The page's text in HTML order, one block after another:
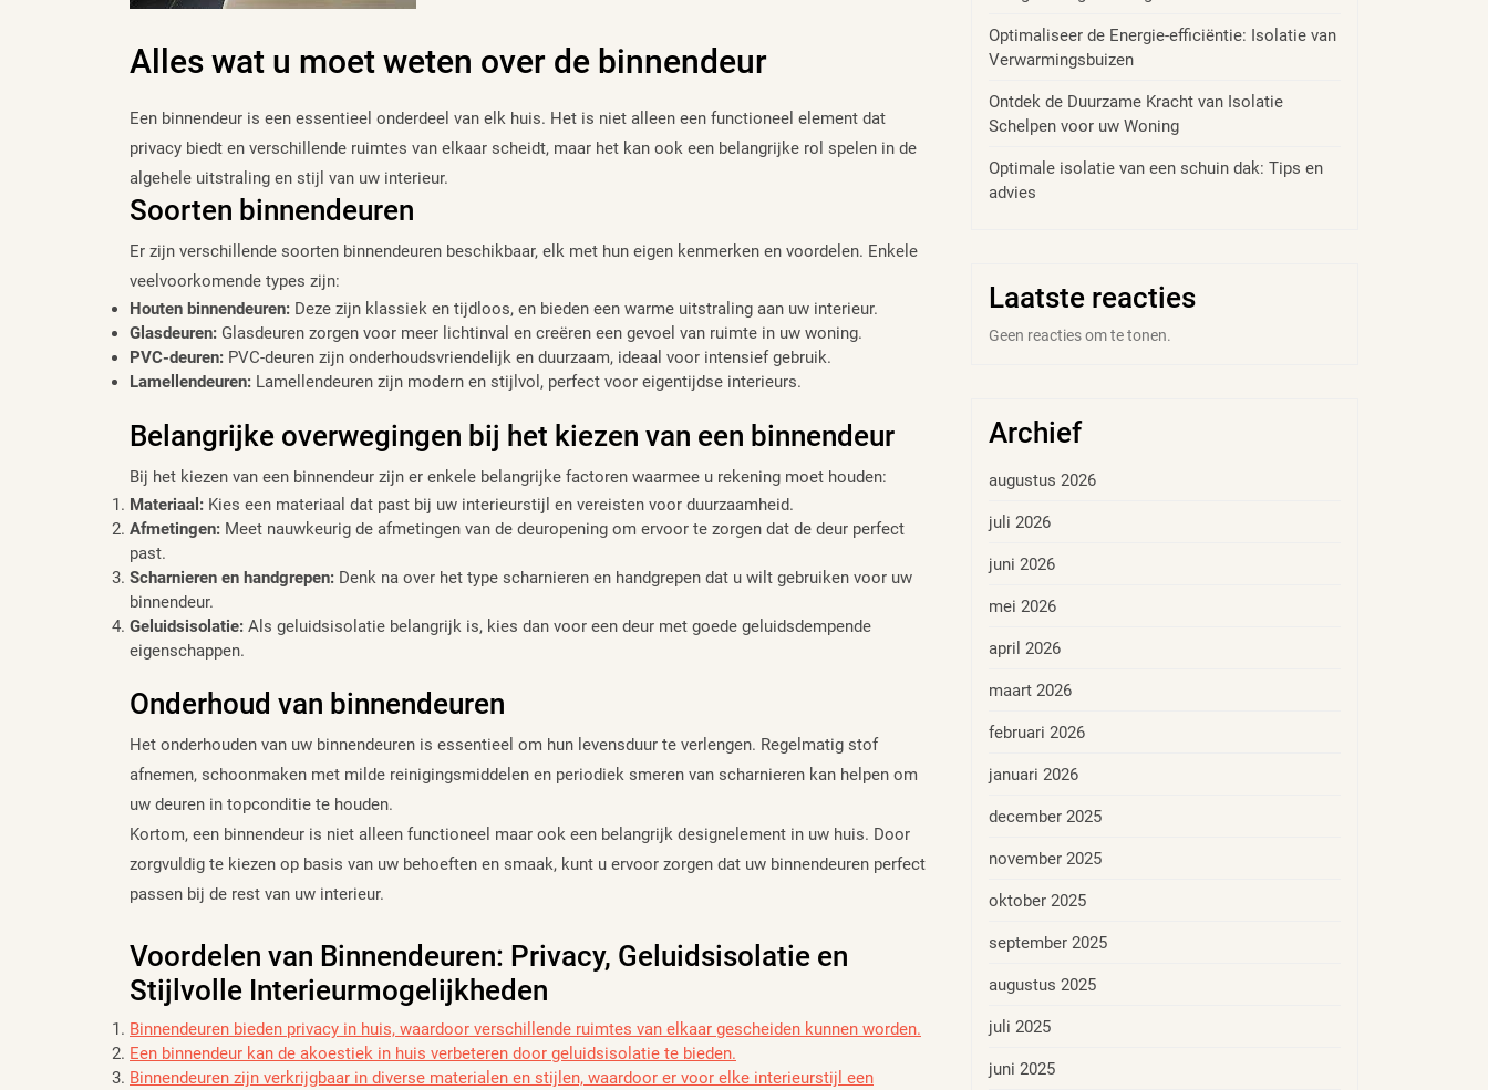
Alles wat u moet weten over de binnendeur
Een binnendeur is een essentieel onderdeel van elk huis. Het is niet alleen een functioneel element dat
privacy biedt en verschillende ruimtes van elkaar scheidt, maar het kan ook een belangrijke rol spelen in de
algehele uitstraling en stijl van uw interieur.
Soorten binnendeuren
Er zijn verschillende soorten binnendeuren beschikbaar, elk met hun eigen kenmerken en voordelen. Enkele
veelvoorkomende types zijn:
Houten binnendeuren: Deze zijn klassiek en tijdloos, en bieden een warme uitstraling aan uw interieur.
Glasdeuren: Glasdeuren zorgen voor meer lichtinval en creëren een gevoel van ruimte in uw woning.
PVC-deuren: PVC-deuren zijn onderhoudsvriendelijk en duurzaam, ideaal voor intensief gebruik.
Lamellendeuren: Lamellendeuren zijn modern en stijlvol, perfect voor eigentijdse interieurs.
Belangrijke overwegingen bij het kiezen van een binnendeur
Bij het kiezen van een binnendeur zijn er enkele belangrijke factoren waarmee u rekening moet houden:
Materiaal: Kies een materiaal dat past bij uw interieurstijl en vereisten voor duurzaamheid.
Afmetingen: Meet nauwkeurig de afmetingen van de deuropening om ervoor te zorgen dat de deur perfect
past.
Scharnieren en handgrepen: Denk na over het type scharnieren en handgrepen dat u wilt gebruiken voor uw
binnendeur.
Geluidsisolatie: Als geluidsisolatie belangrijk is, kies dan voor een deur met goede geluidsdempende
eigenschappen.
Onderhoud van binnendeuren
Het onderhouden van uw binnendeuren is essentieel om hun levensduur te verlengen. Regelmatig stof
afnemen, schoonmaken met milde reinigingsmiddelen en periodiek smeren van scharnieren kan helpen om
uw deuren in topconditie te houden.
Kortom, een binnendeur is niet alleen functioneel maar ook een belangrijk designelement in uw huis. Door
zorgvuldig te kiezen op basis van uw behoeften en smaak, kunt u ervoor zorgen dat uw binnendeuren perfect
passen bij de rest van uw interieur.
Voordelen van Binnendeuren: Privacy, Geluidsisolatie en
Stijlvolle Interieurmogelijkheden
Binnendeuren bieden privacy in huis, waardoor verschillende ruimtes van elkaar gescheiden kunnen worden.
Een binnendeur kan de akoestiek in huis verbeteren door geluidsisolatie te bieden.
Binnendeuren zijn verkrijgbaar in diverse materialen en stijlen, waardoor er voor elke interieurstijl een
Optimaliseer de Energie-efficiëntie: Isolatie van
Verwarmingsbuizen
Ontdek de Duurzame Kracht van Isolatie
Schelpen voor uw Woning
Optimale isolatie van een schuin dak: Tips en
advies
Laatste reacties
Geen reacties om te tonen.
Archief
augustus 2026
juli 2026
juni 2026
mei 2026
april 2026
maart 2026
februari 2026
januari 2026
december 2025
november 2025
oktober 2025
september 2025
augustus 2025
juli 2025
juni 2025